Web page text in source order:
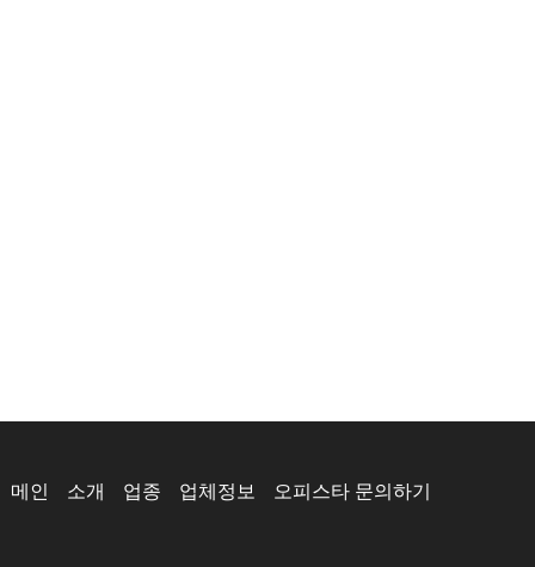
메인 소개 업종 업체정보 오피스타 문의하기